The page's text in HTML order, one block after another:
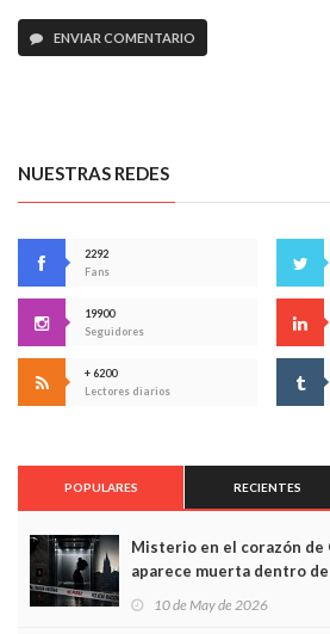
ENVIAR COMENTARIO
NUESTRAS REDES
2292
Fans
19900
Seguidores
+ 6200
Lectores diarios
POPULARES RECIENTES
Misterio en el corazón de
aparece muerta dentro
edificio y las cámaras
10 de May de 2026